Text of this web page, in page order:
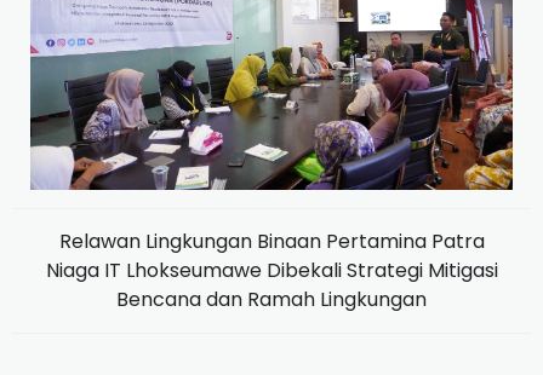
Relawan Lingkungan Binaan Pertamina Patra
Niaga IT Lhokseumawe Dibekali Strategi Mitigasi
Bencana dan Ramah Lingkungan